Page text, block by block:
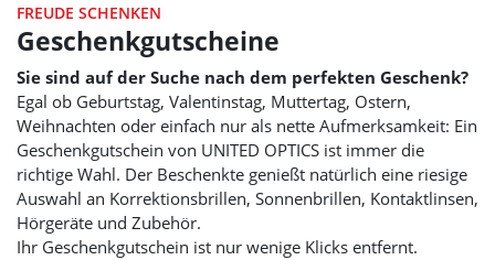
FREUDE SCHENKEN
Geschenkgutscheine
Sie sind auf der Suche nach dem perfekten Geschenk?
Egal ob Geburtstag, Valentinstag, Muttertag, Ostern,
Weihnachten oder einfach nur als nette Aufmerksamkeit: Ein
Geschenkgutschein von UNITED OPTICS ist immer die
richtige Wahl. Der Beschenkte genießt natürlich eine riesige
Auswahl an Korrektionsbrillen, Sonnenbrillen, Kontaktlinsen,
Hörgeräte und Zubehör.
Ihr Geschenkgutschein ist nur wenige Klicks entfernt.